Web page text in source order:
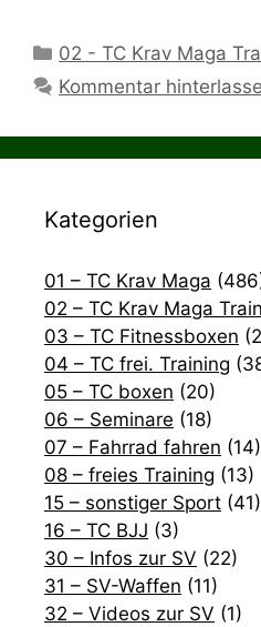
Kategorien
02 - TC Krav Maga
Kommentar
Kategorien
01 – TC Krav Maga
02 – TC Krav Maga
03 – TC Fitnessboxen
04 – TC frei. Training
05 – TC boxen (20)
06 – Seminare (18)
07 – Fahrrad fahren (14)
08 – freies Training (13)
15 – sonstiger Sport (41)
16 – TC BJJ (3)
30 – Infos zur SV (22)
31 – SV-Waffen (11)
32 – Videos zur SV (1)